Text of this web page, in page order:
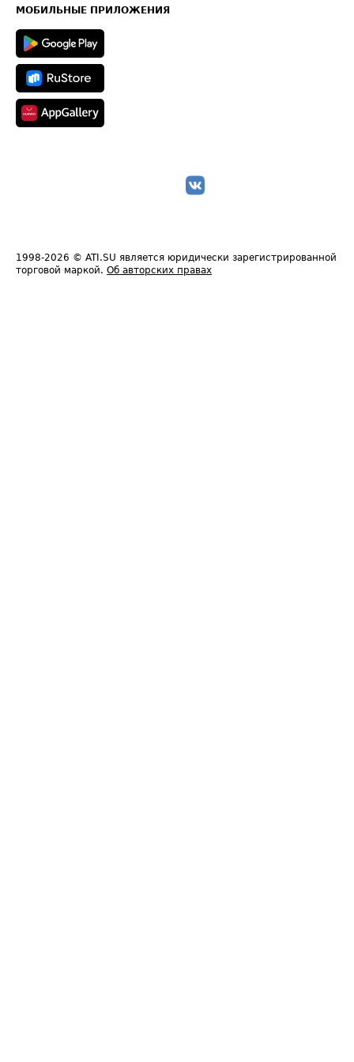
Техническая информация
МОБИЛЬНЫЕ ПРИЛОЖЕНИЯ
1998-2026 © ATI.SU является юридически зарегистрированной
торговой маркой. Об авторских правах